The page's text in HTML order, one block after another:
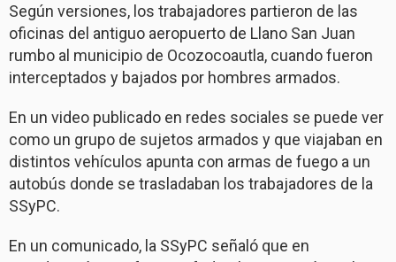
Según versiones, los trabajadores partieron de las
oficinas del antiguo aeropuerto de Llano San Juan
rumbo al municipio de Ocozocoautla, cuando fueron
interceptados y bajados por hombres armados.
En un video publicado en redes sociales se puede ver
como un grupo de sujetos armados y que viajaban en
distintos vehículos apunta con armas de fuego a un
autobús donde se trasladaban los trabajadores de la
SSyPC.
En un comunicado, la SSyPC señaló que en